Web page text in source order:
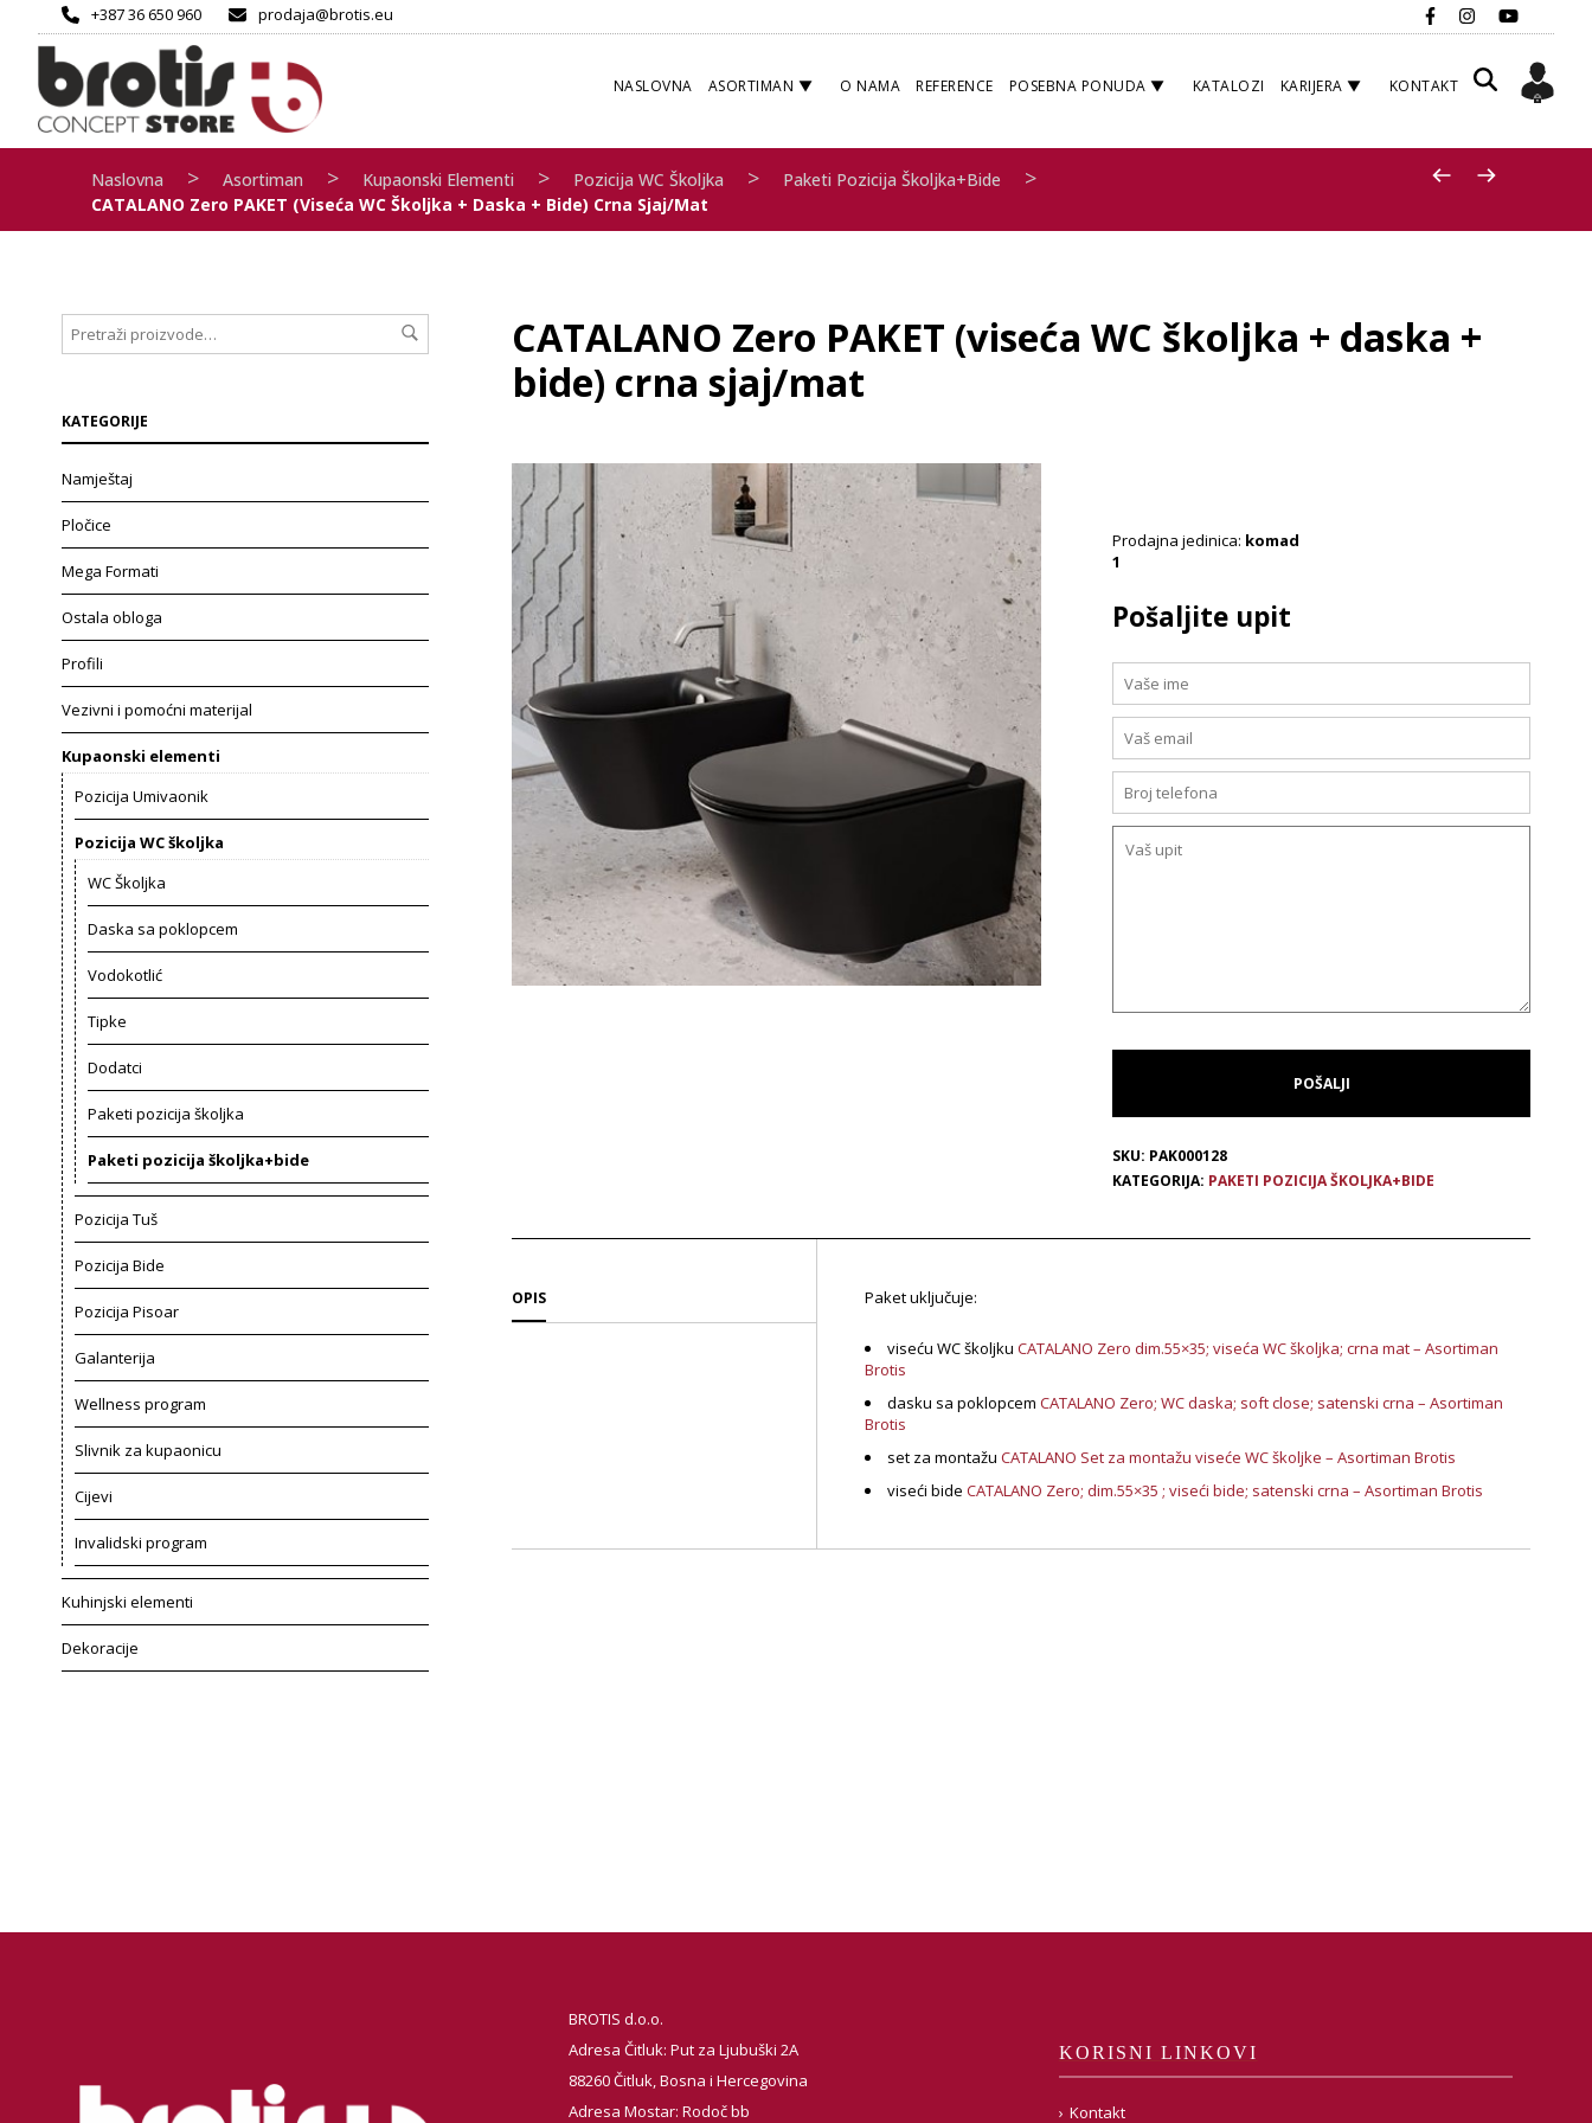
+387 36 650 960 prodaja@brotis.eu
NASLOVNA ASORTIMAN O NAMA REFERENCE POSEBNA PONUDA KATALOZI KARIJERA KONTAKT
Naslovna > Asortiman > Kupaonski Elementi > Pozicija WC Školjka > Paketi Pozicija Školjka+bide >
CATALANO Zero PAKET (viseća WC Školjka + Daska + Bide) Crna Sjaj/mat
CATALANO Zero PAKET (viseća WC školjka + daska +
bide) crna sjaj/mat
Prodajna jedinica: komad
1
Pošaljite upit
SKU: PAK000128
KATEGORIJA: PAKETI POZICIJA ŠKOLJKA+BIDE
OPIS Paket uključuje:
viseću WC školjku CATALANO Zero dim.55×35; viseća WC školjka; crna mat – Asortiman
Brotis
dasku sa poklopcem CATALANO Zero; WC daska; soft close; satenski crna – Asortiman
Brotis
set za montažu CATALANO Set za montažu viseće WC školjke – Asortiman Brotis
viseći bide CATALANO Zero; dim.55×35 ; viseći bide; satenski crna – Asortiman Brotis
KATEGORIJE
Namještaj
Pločice
Mega Formati
Ostala obloga
Profili
Vezivni i pomoćni materijal
Kupaonski elementi
Pozicija Umivaonik
Pozicija WC školjka
WC Školjka
Daska sa poklopcem
Vodokotlić
Tipke
Dodatci
Paketi pozicija školjka
Paketi pozicija školjka+bide
Pozicija Tuš
Pozicija Bide
Pozicija Pisoar
Galanterija
Wellness program
Slivnik za kupaonicu
Cijevi
Invalidski program
Kuhinjski elementi
Dekoracije
BROTIS d.o.o.
Adresa Čitluk: Put za Ljubuški 2A
88260 Čitluk, Bosna i Hercegovina
Adresa Mostar: Rodoč bb
KORISNI LINKOVI
Kontakt